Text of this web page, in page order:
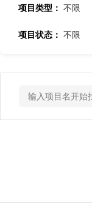
项目类型： 不限
项目状态： 不限